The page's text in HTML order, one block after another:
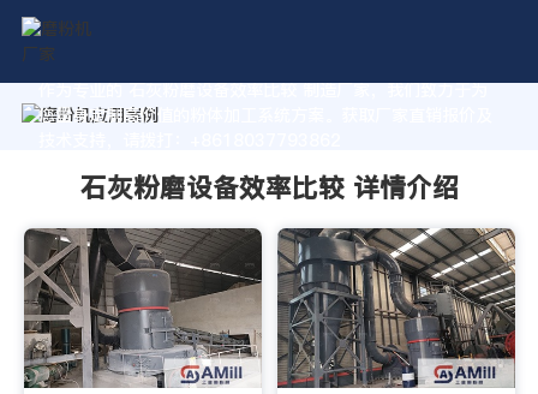
作为专业的 石灰粉磨设备效率比较 制造厂家，我们致力于为
您量身定制高价值的粉体加工系统方案。获取厂家直销报价及
石灰粉磨设备效率比较 详情介绍